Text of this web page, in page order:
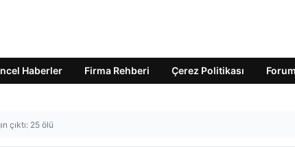
Haberler Firma Rehberi Çerez Politikası
çıktı: 25 ölü